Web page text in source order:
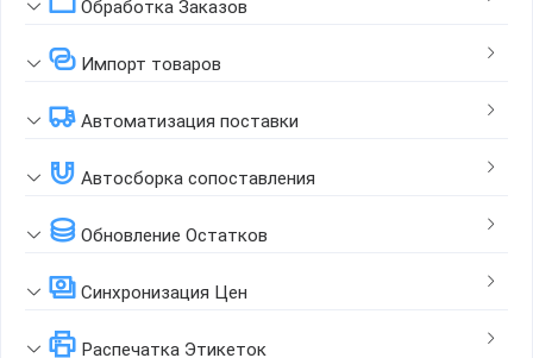
Обработка Заказов
Импорт товаров
Автоматизация поставки
Автосборка сопоставления
Обновление Остатков
Синхронизация Цен
Распечатка Этикеток